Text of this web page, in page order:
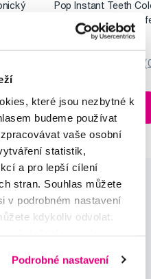
které jsou nezbytné k
budeme používat
vaše osobní
statistik,
a pro lepší cílení
stran. Souhlas můžete
v podrobném nastavení
kdykoliv odvolat.
Podrobné nastavení
Pop Instant Teeth
pro okamžitý bělicí
259 Kč
Do košíku